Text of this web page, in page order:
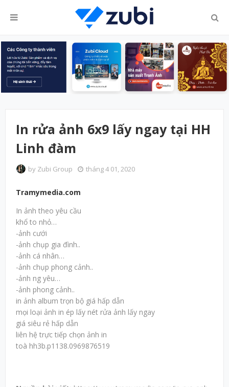
In rửa ảnh 6x9 lấy ngay tại HH
Linh đàm
by Zubi Group tháng 4 01, 2020
Tramymedia.com
In ảnh theo yêu cầu
khổ to nhỏ…
-ảnh cưới
-ảnh chụp gia đình..
-ảnh cá nhân…
-ảnh chụp phong cảnh..
-ảnh ng yêu…
-ảnh phong cảnh..
in ảnh album trọn bộ giá hấp dẫn
mọi loại ảnh in ép lấy nét rửa ảnh lấy ngay
giá siêu rẻ hấp dẫn
liên hệ trực tiếp chọn ảnh in
toà hh3b.p1138.0969876519